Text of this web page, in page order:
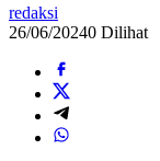
redaksi
26/06/20240 Dilihat